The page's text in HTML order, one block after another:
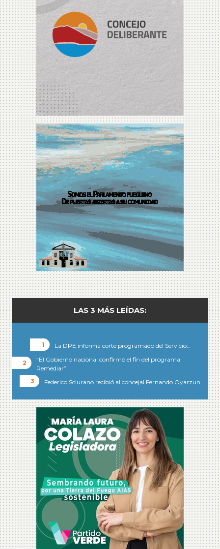
LAS 3 MÁS LEÍDAS:
La DPE informa corte programado del Servicio…
“El Gobierno nacional confirmó el fin del programa
Remediar”
Federico Sciurano recibió al concejal Fernando Oyarzun